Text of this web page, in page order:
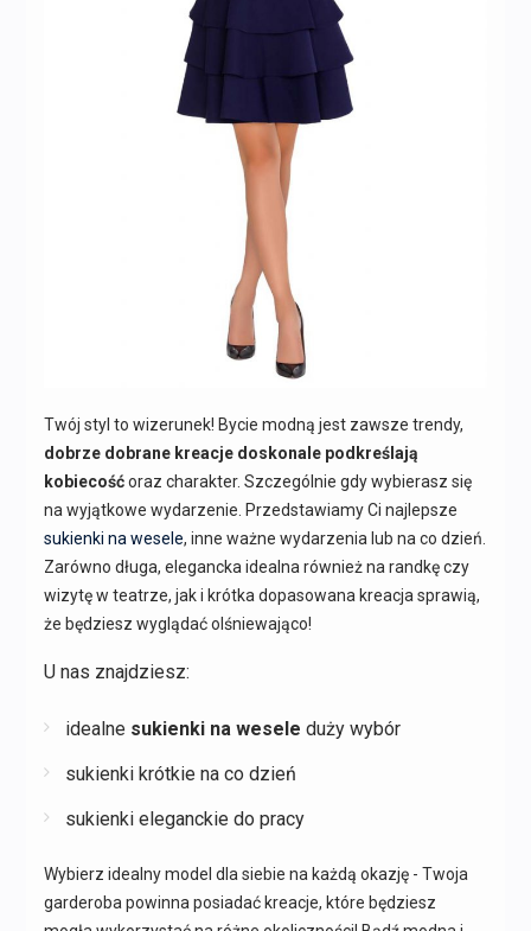
Twój styl to wizerunek! Bycie modną jest zawsze trendy,
dobrze dobrane kreacje doskonale podkreślają
kobiecośćoraz charakter. Szczególnie gdy wybierasz się
na wyjątkowe wydarzenie. Przedstawiamy Ci najlepsze
sukienki na wesele, inne ważne wydarzenia lub na co dzień.
Zarówno długa, elegancka idealna również na randkę czy
wizytę w teatrze, jak i krótka dopasowana kreacja sprawią,
że będziesz wyglądać olśniewająco!
U nas znajdziesz:
idealne sukienki na wesele duży wybór
sukienki krótkie na co dzień
sukienki eleganckie do pracy
Wybierz idealny model dla siebie na każdą okazję - Twoja
garderoba powinna posiadać kreacje, które będziesz